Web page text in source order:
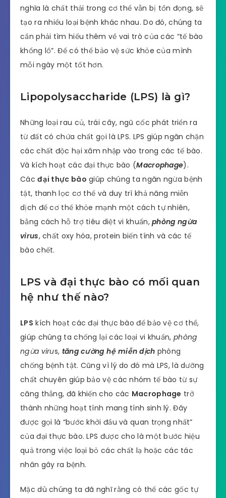
nghĩa là chất thải trong cơ thể vẫn bị tồn đọng, sẽ
tạo ra nhiều loại bệnh khác nhau. Do đó, chúng ta
cần phải tìm hiểu thêm về vai trò của các “tế bào
khổng lồ”. Để có thể bảo vệ sức khỏe của mình
mỗi ngày một tốt hơn.
Lipopolysaccharide (LPS) là gì?
Những loại rau củ, trái cây, ngũ cốc phát triển ra
từ đất có chứa chất gọi là LPS. LPS giúp ngăn chặn
các chất độc hại xâm nhập vào trong các tế bào.
Và kích hoạt các đại thực bào (Macrophage).
Cácđại thực bào giúp chúng ta ngăn ngừa bệnh
tật, thanh lọc cơ thể và duy trì khả năng miễn
dịch để cơ thể khỏe mạnh một cách tự nhiên,
bằng cách hỗ trợ tiêu diệt vi khuẩn,phòng ngừa
virus, chất oxy hóa, protein biến tính và các tế
bào chết.
LPS và đại thực bào có mối quan
hệ như thế nào?
LPS kích hoạt các đại thực bào để bảo vệ cơ thể,
giúp chúng ta chống lại các loại vi khuẩn, phòng
ngừa virus, tăng cường hệ miễn dịch phòng
chống bệnh tật. Cũng vì lý do đó mà LPS, là dưỡng
chất chuyên giúp bảo vệ các nhóm tế bào từ sự
căng thẳng, đã khiến cho các Macrophage trở
thành những hoạt tính mang tính sinh lý. Đây
được gọi là “bước khởi đầu và quan trọng nhất”
của đại thực bào. LPS được cho là một bước hiệu
quả trong việc loại bỏ các chất lạ hoặc các tác
nhân gây ra bệnh.
Mặc dù chúng ta đã nghĩ rằng có thể các gốc tự